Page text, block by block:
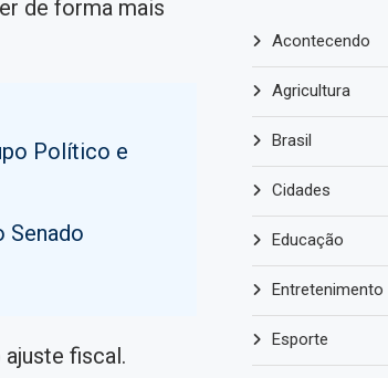
de forma mais
Político e
Senado
fiscal.
Acontecendo
Agricultura
Brasil
Cidades
Educação
Entretenimento
Esporte